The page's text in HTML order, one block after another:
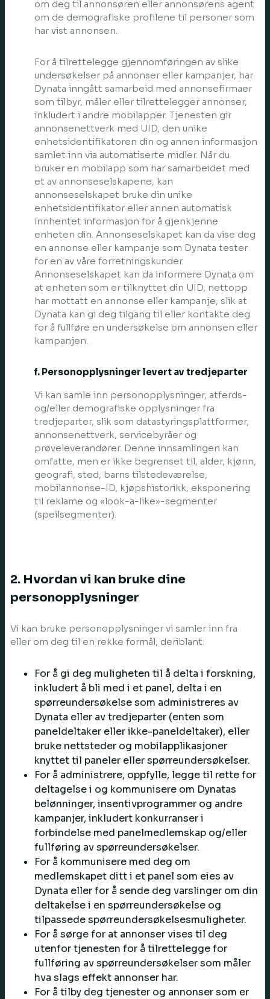
om deg til annonsøren eller annonsørens agent
om de demografiske profilene til personer som
har vist annonsen.
For å tilrettelegge gjennomføringen av slike
undersøkelser på annonser eller kampanjer, har
Dynata inngått samarbeid med annonsefirmaer
som tilbyr, måler eller tilrettelegger annonser,
inkludert i andre mobilapper. Tjenesten gir
annonsenettverk med UID, den unike
enhetsidentifikatoren din og annen informasjon
samlet inn via automatiserte midler. Når du
bruker en mobilapp som har samarbeidet med
et av annonseselskapene, kan
annonseselskapet bruke din unike
enhetsidentifikator eller annen automatisk
innhentet informasjon for å gjenkjenne
enheten din. Annonseselskapet kan da vise deg
en annonse eller kampanje som Dynata tester
for en av våre forretningskunder.
Annonseselskapet kan da informere Dynata om
at enheten som er tilknyttet din UID, nettopp
har mottatt en annonse eller kampanje, slik at
Dynata kan gi deg tilgang til eller kontakte deg
for å fullføre en undersøkelse om annonsen eller
kampanjen.
f. Personopplysninger levert av tredjeparter
Vi kan samle inn personopplysninger, atferds-
og/eller demografiske opplysninger fra
tredjeparter, slik som datastyringsplattformer,
annonsenettverk, servicebyråer og
prøveleverandører. Denne innsamlingen kan
omfatte, men er ikke begrenset til, alder, kjønn,
geografi, sted, barns tilstedeværelse,
mobilannonse-ID, kjøpshistorikk, eksponering
til reklame og «look-a-like»-segmenter
(speilsegmenter).
2. Hvordan vi kan bruke dine
personopplysninger
Vi kan bruke personopplysninger vi samler inn fra
eller om deg til en rekke formål, deriblant:
For å gi deg muligheten til å delta i forskning,
inkludert å bli med i et panel, delta i en
spørreundersøkelse som administreres av
Dynata eller av tredjeparter (enten som
paneldeltaker eller ikke-paneldeltaker), eller
bruke nettsteder og mobilapplikasjoner
knyttet til paneler eller spørreundersøkelser.
For å administrere, oppfylle, legge til rette for
deltagelse i og kommunisere om Dynatas
belønninger, insentivprogrammer og andre
kampanjer, inkludert konkurranser i
forbindelse med panelmedlemskap og/eller
fullføring av spørreundersøkelser.
For å kommunisere med deg om
medlemskapet ditt i et panel som eies av
Dynata eller for å sende deg varslinger om din
deltakelse i en spørreundersøkelse og
tilpassede spørreundersøkelsesmuligheter.
For å sørge for at annonser vises til deg
utenfor tjenesten for å tilrettelegge for
fullføring av spørreundersøkelser som måler
hva slags effekt annonser har.
For å tilby deg tjenester og annonser som er